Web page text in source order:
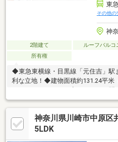
東
その他の
神
2階建て ルーフバルコ
所有権
◆東急東横線・目黒線「元住吉」駅
利な立地！◆建物面積約131.24平米
イプが採用されています◆サービス
いただけますので、様々なライフ
や小屋裏収納など収納豊富なレイア
っきり快適！◆屋上にルーフバルコ
神奈川県川崎市中原区
5LDK